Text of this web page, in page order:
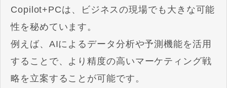
Copilot+PCは、ビジネスの現場でも大きな可能
性を秘めています。
例えば、AIによるデータ分析や予測機能を活用
することで、より精度の高いマーケティング戦
略を立案することが可能です。